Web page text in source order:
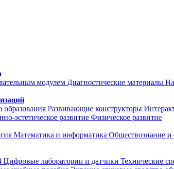
модулем Диагностические материалы
образования Развивающие конструкторы
эстетическое развитие Физическое развитие
Математика и информатика Обществознание
Цифровые лаборатории и датчики Технические